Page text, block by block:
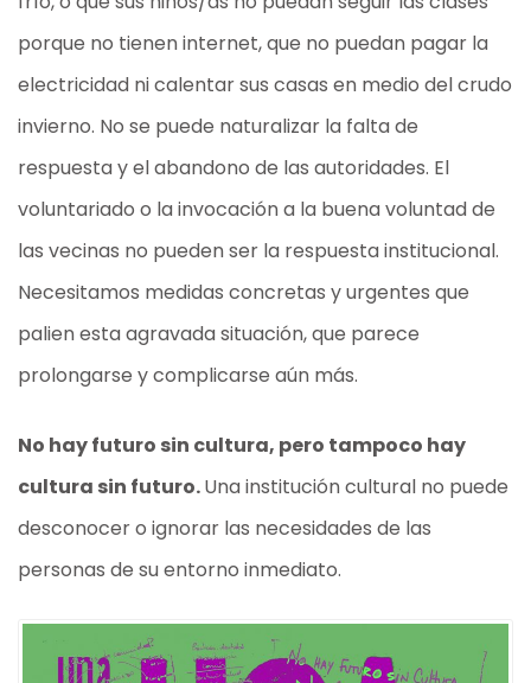
porque no tienen internet, que no puedan pagar la
electricidad ni calentar sus casas en medio del crudo
invierno. No se puede naturalizar la falta de
respuesta y el abandono de las autoridades. El
voluntariado o la invocación a la buena voluntad de
las vecinas no pueden ser la respuesta institucional.
Necesitamos medidas concretas y urgentes que
palien esta agravada situación, que parece
prolongarse y complicarse aún más.
No hay futuro sin cultura, pero tampoco hay
cultura sin futuro.Una institución cultural no puede
desconocer o ignorar las necesidades de las
personas de su entorno inmediato.